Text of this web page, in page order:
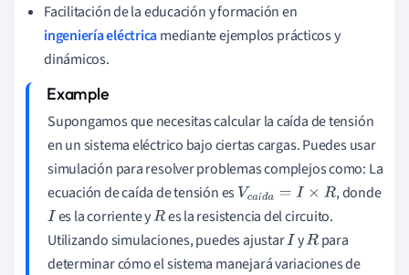
Facilitación de la educación y formación en
ingeniería eléctricamediante ejemplos prácticos y
dinámicos.
Supongamos que necesitas calcular la caída de tensión
en un sistema eléctrico bajo ciertas cargas. Puedes usar
simulación para resolver problemas complejos como: La
ecuación de caída de tensión es
í
Vcaída =I× R
, donde
I es la corriente yR es la resistencia del circuito.
Utilizando simulaciones, puedes ajustarI yR para
determinar cómo el sistema manejará variaciones de